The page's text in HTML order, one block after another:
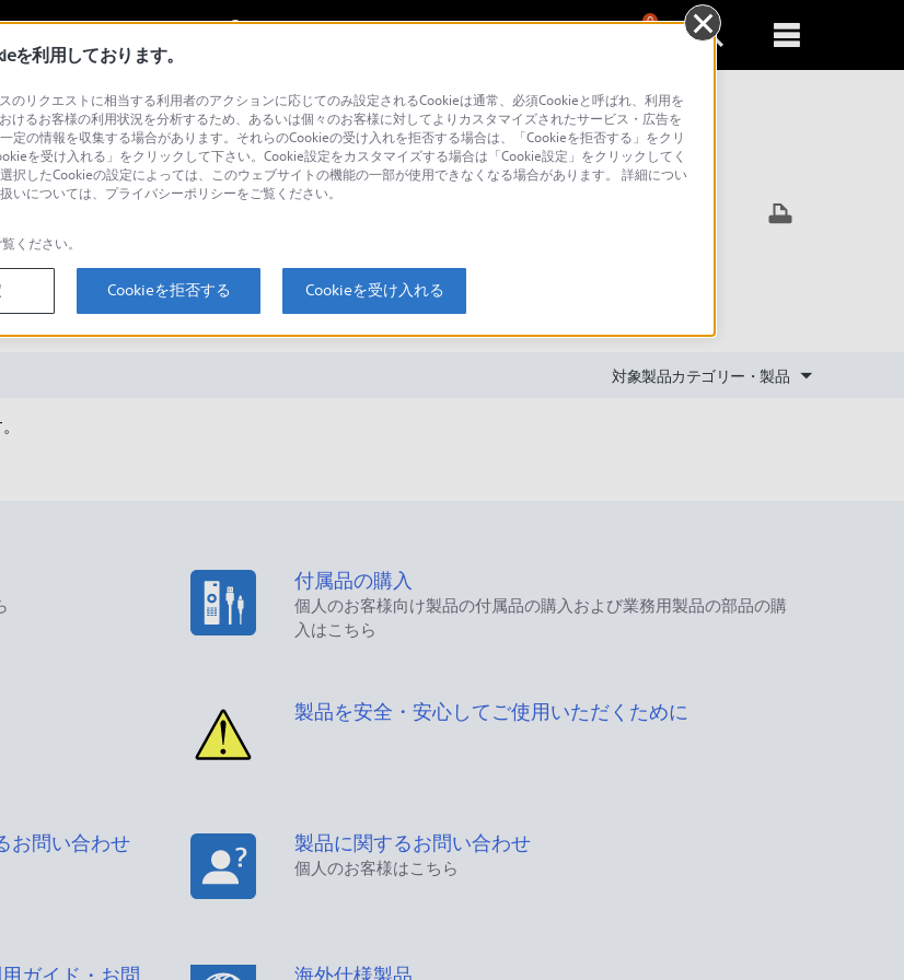
0
検索
、本体の出力端子からも出力しま
対象製品カテゴリー・製品
付属品の購入
個人のお客様向け製品の付属品の購入および業務用製品の部品の購
入はこちら
製品を安全・安心してご使用いただくために
お問い合わせ 製品に関するお問い合わせ
個人のお客様はこちら
ガイド・お問 海外仕様製品
を利用しております。
のリクエストに相当する利用者のアクションに応じてのみ設定されるCookieは通常、必須Cookieと呼ばれ、利用を
るお客様の利用状況を分析するため、あるいは個々のお客様に対してよりカスタマイズされたサービス・広告を
定の情報を収集する場合があります。それらのCookieの受け入れを拒否する場合は、「Cookieを拒否する」をクリ
を受け入れる」をクリックして下さい。Cookie設定をカスタマイズする場合は「Cookie設定」をクリックしてく
択したCookieの設定によっては、このウェブサイトの機能の一部が使用できなくなる場合があります。 詳細につい
については、プライバシーポリシーをご覧ください。
ください。
Cookieを拒否する Cookieを受け入れる